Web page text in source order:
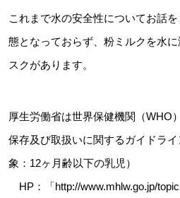
これまで水の安全性についてお話
態となっておらず、粉ミルクを水
スクがあります。
厚生労働省は世界保健機関（WHO
保存及び取扱いに関するガイドラ
象：12ヶ月齢以下の乳児）
HP：「http://www.mhlw.go.jp/